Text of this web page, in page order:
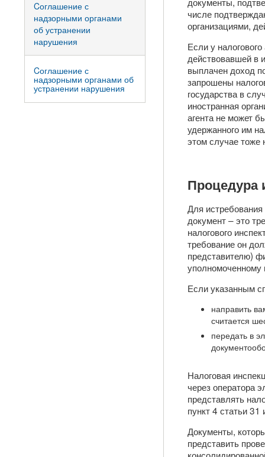
числе
организациями,
Если у
действовавшей в
выплачен доход
запрошены
государства в
иностранная
агента не может
удержанного им
этом случае тоже
Процедура
Для
документ – это
налогового
требование он
представителю)
уполномоченному
Если указанным
направить
считается
передать в
Налоговая
через оператора
представлять
пункт 4 статьи
Документы,
представить
Cоглашение с
надзорными органами
об устранении
нарушения
Cоглашение с
надзорными органами об
устранении нарушения